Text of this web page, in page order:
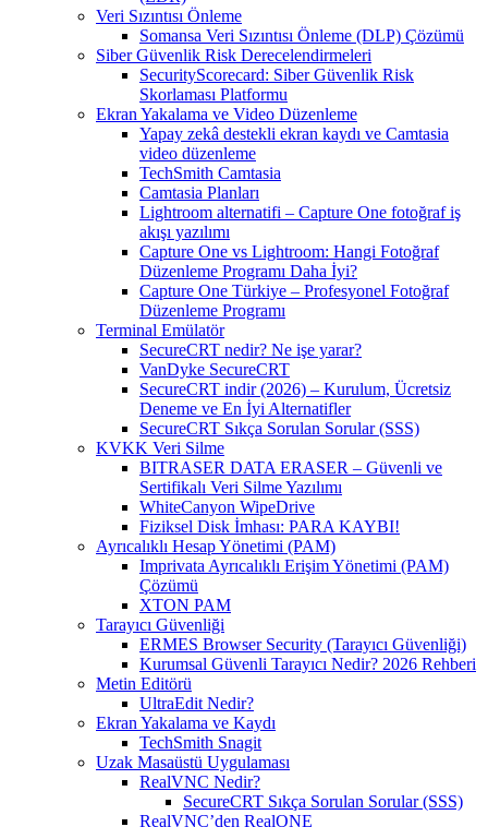
Veri Sızıntısı Önleme
Somansa Veri Sızıntısı Önleme (DLP) Çözümü
Siber Güvenlik Risk Derecelendirmeleri
SecurityScorecard: Siber Güvenlik Risk
Skorlaması Platformu
Ekran Yakalama ve Video Düzenleme
Yapay zekâ destekli ekran kaydı ve Camtasia
video düzenleme
TechSmith Camtasia
Camtasia Planları
Lightroom alternatifi – Capture One fotoğraf iş
akışı yazılımı
Capture One vs Lightroom: Hangi Fotoğraf
Düzenleme Programı Daha İyi?
Capture One Türkiye – Profesyonel Fotoğraf
Düzenleme Programı
Terminal Emülatör
SecureCRT nedir? Ne işe yarar?
VanDyke SecureCRT
SecureCRT indir (2026) – Kurulum, Ücretsiz
Deneme ve En İyi Alternatifler
SecureCRT Sıkça Sorulan Sorular (SSS)
KVKK Veri Silme
BITRASER DATA ERASER – Güvenli ve
Sertifikalı Veri Silme Yazılımı
WhiteCanyon WipeDrive
Fiziksel Disk İmhası: PARA KAYBI!
Ayrıcalıklı Hesap Yönetimi (PAM)
Imprivata Ayrıcalıklı Erişim Yönetimi (PAM)
Çözümü
XTON PAM
Tarayıcı Güvenliği
ERMES Browser Security (Tarayıcı Güvenliği)
Kurumsal Güvenli Tarayıcı Nedir? 2026 Rehberi
Metin Editörü
UltraEdit Nedir?
Ekran Yakalama ve Kaydı
TechSmith Snagit
Uzak Masaüstü Uygulaması
RealVNC Nedir?
SecureCRT Sıkça Sorulan Sorular (SSS)
RealVNC’den RealONE